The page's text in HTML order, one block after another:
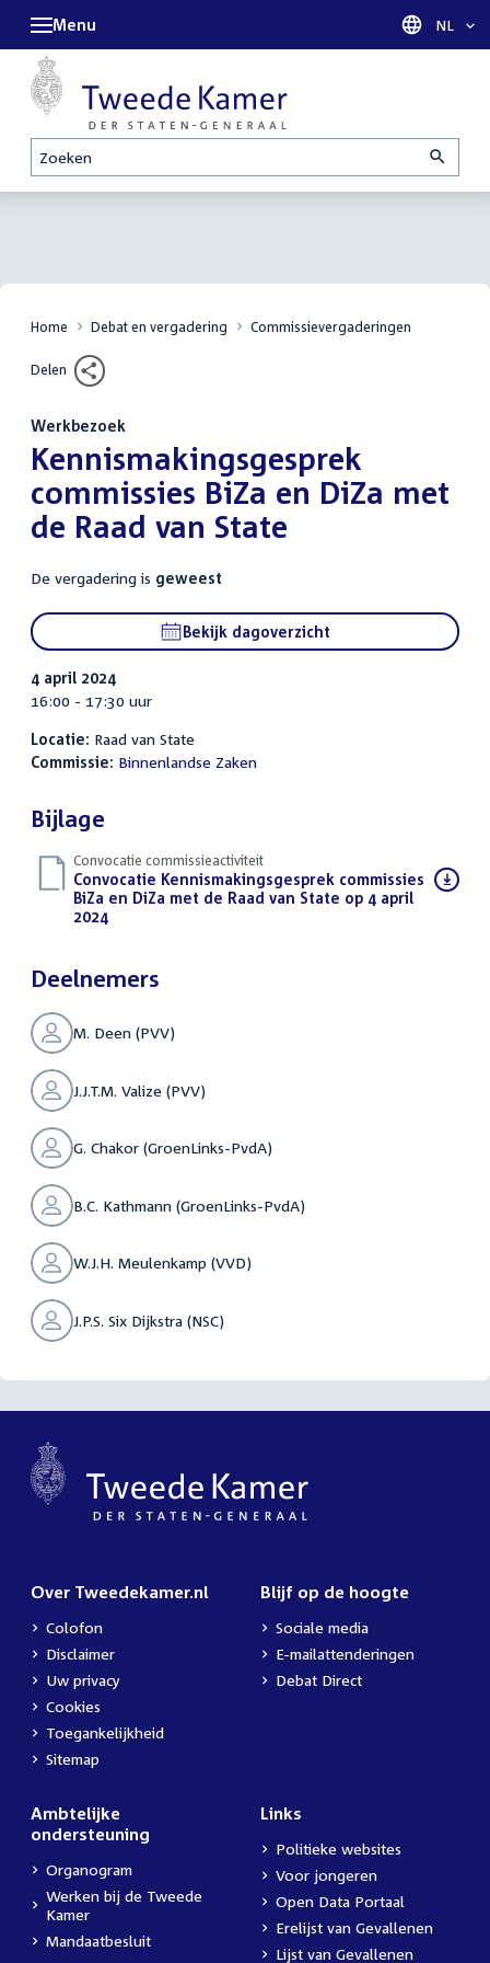
Zoeken
Menu Taal
NL
Home Debat en vergadering Commissievergaderingen
Delen
Werkbezoek
:Kennismakingsgesprek
commissies BiZa en DiZa met
de Raad van State
De vergadering is geweest
Bekijk dagoverzicht
4 april 2024
16:00 - 17:30 uur
Locatie: Raad van State
Commissie: Binnenlandse Zaken
Bijlage
Convocatie commissieactiviteit
Download
bestand:
Convocatie Kennismakingsgesprek commissies
BiZa en DiZa met de Raad van State op 4 april
2024(PDF)
Deelnemers
M. Deen (PVV)
J.J.T.M. Valize (PVV)
G. Chakor (GroenLinks-PvdA)
B.C. Kathmann (GroenLinks-PvdA)
W.J.H. Meulenkamp (VVD)
J.P.S. Six Dijkstra (NSC)
Over Tweedekamer.nl
Colofon
Disclaimer
Uw privacy
Cookies
Toegankelijkheid
Sitemap
Blijf op de hoogte
Sociale media
E-mailattenderingen
Debat Direct
Ambtelijke
ondersteuning
Organogram
Werken bij de Tweede
Kamer
Mandaatbesluit
Links
Politieke websites
Voor jongeren
Open Data Portaal
Erelijst van Gevallenen
Lijst van Gevallenen